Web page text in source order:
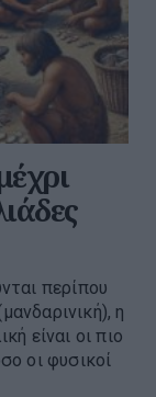
περίπου
η
είναι οι πιο
οι φυσικοί